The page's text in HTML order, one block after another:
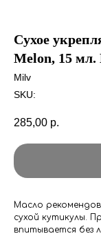
Сухое
Melon, 15
Milv
SKU:
285,00 р.
Масло
сухой кутикулы.
впитывается без